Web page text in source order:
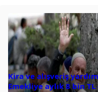
Kira ve alışveriş
Emekliye aylık 8 bin